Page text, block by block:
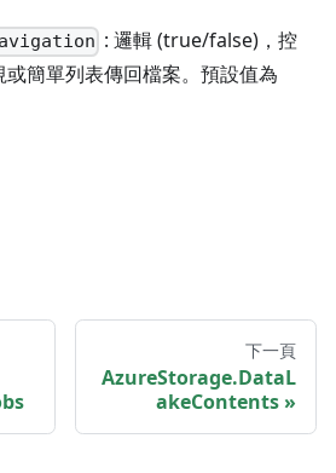
: 邏輯 (true/false)，控
簡單列表傳回檔案。預設值為
下一頁
AzureStorage.DataL
akeContents